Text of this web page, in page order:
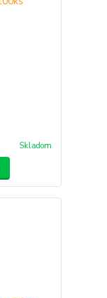
Skladom